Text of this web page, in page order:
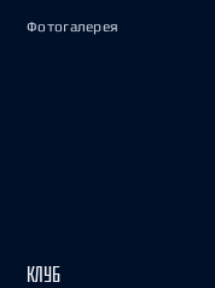
Фотогалерея
КЛУБ